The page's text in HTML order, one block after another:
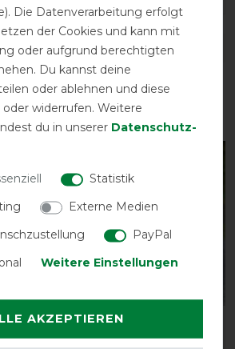
PRODUKTSICHERHEIT
Zubehör für dich
Duo
+
Horseware Rambo
Airmax Cooler Disc
Die Datenverarbeitung erfolgt
der Cookies und kann mit
oder aufgrund berechtigten
Du kannst deine
oder ablehnen und diese
widerrufen. Weitere
du in unserer Daten­schutz­
Statistik
Externe Medien
PayPal
Weitere Einstellungen
AKZEPTIEREN